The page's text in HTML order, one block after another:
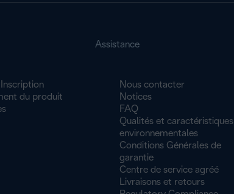
du produit
Assistance
Nous contacter
Notices
FAQ
Qualités et caractéristiques
environnementales
Conditions Générales de
garantie
Centre de service agréé
Livraisons et retours